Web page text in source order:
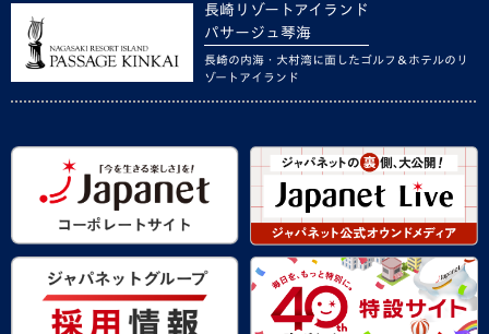
長崎リゾートアイランド
パサージュ琴海
長崎の内海・大村湾に面したゴルフ＆ホテルのリ
ゾートアイランド